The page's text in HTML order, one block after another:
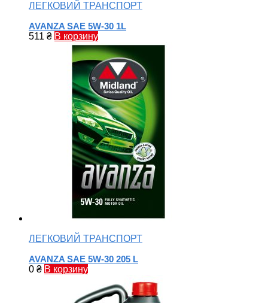
ЛЕГКОВИЙ ТРАНСПОРТ
AVANZA SAE 5W-30 1L
511 ₴ В корзину
ЛЕГКОВИЙ ТРАНСПОРТ
AVANZA SAE 5W-30 205 L
0 ₴ В корзину